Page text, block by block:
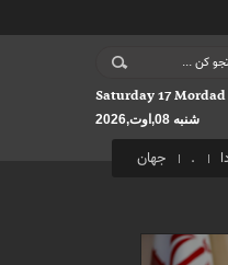
Saturday 17 Mordad
شنبه 08,اوت,2026
. جهان